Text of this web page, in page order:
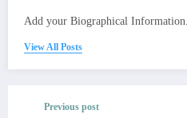
Add your Biographical Information.
View All Posts
Previous post